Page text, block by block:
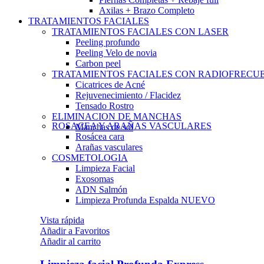
Axilas + Brazo Completo
TRATAMIENTOS FACIALES
TRATAMIENTOS FACIALES CON LASER
Peeling profundo
Peeling Velo de novia
Carbon peel
TRATAMIENTOS FACIALES CON
Cicatrices de Acné
Rejuvenecimiento / Flacidez
Tensado Rostro
ELIMINACION DE MANCHAS
Manchas de sol
ROSACEA Y ARAÑAS VASCULARES
Rosácea cara
Arañas vasculares
COSMETOLOGIA
Limpieza Facial
Exosomas
ADN Salmón
Limpieza Profunda Espalda NUEVO
Vista rápida
Añadir a Favoritos
Añadir al carrito